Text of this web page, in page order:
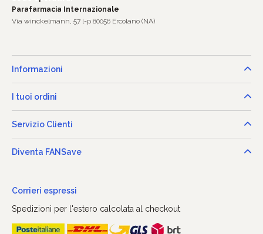
Parafarmacia Internazionale
Via winckelmann, 57 l-p 80056 Ercolano (NA)
Informazioni
I tuoi ordini
Servizio Clienti
Diventa FANSave
Corrieri espressi
Spedizioni per l'estero calcolata al checkout